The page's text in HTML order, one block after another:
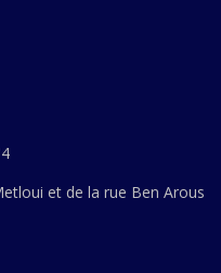
et de la rue Ben Arous